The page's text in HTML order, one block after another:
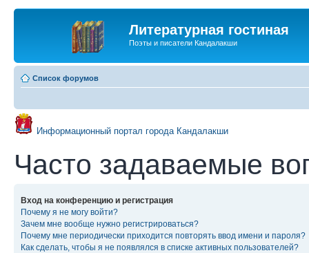
Литературная гостиная
Поэты и писатели Кандалакши
Список форумов
Информационный портал города Кандалакши
Часто задаваемые
Вход на конференцию и регистрация
Почему я не могу войти?
Зачем мне вообще нужно регистрироваться?
Почему мне периодически приходится повторять ввод имени и пароля?
Как сделать, чтобы я не появлялся в списке активных пользователей?